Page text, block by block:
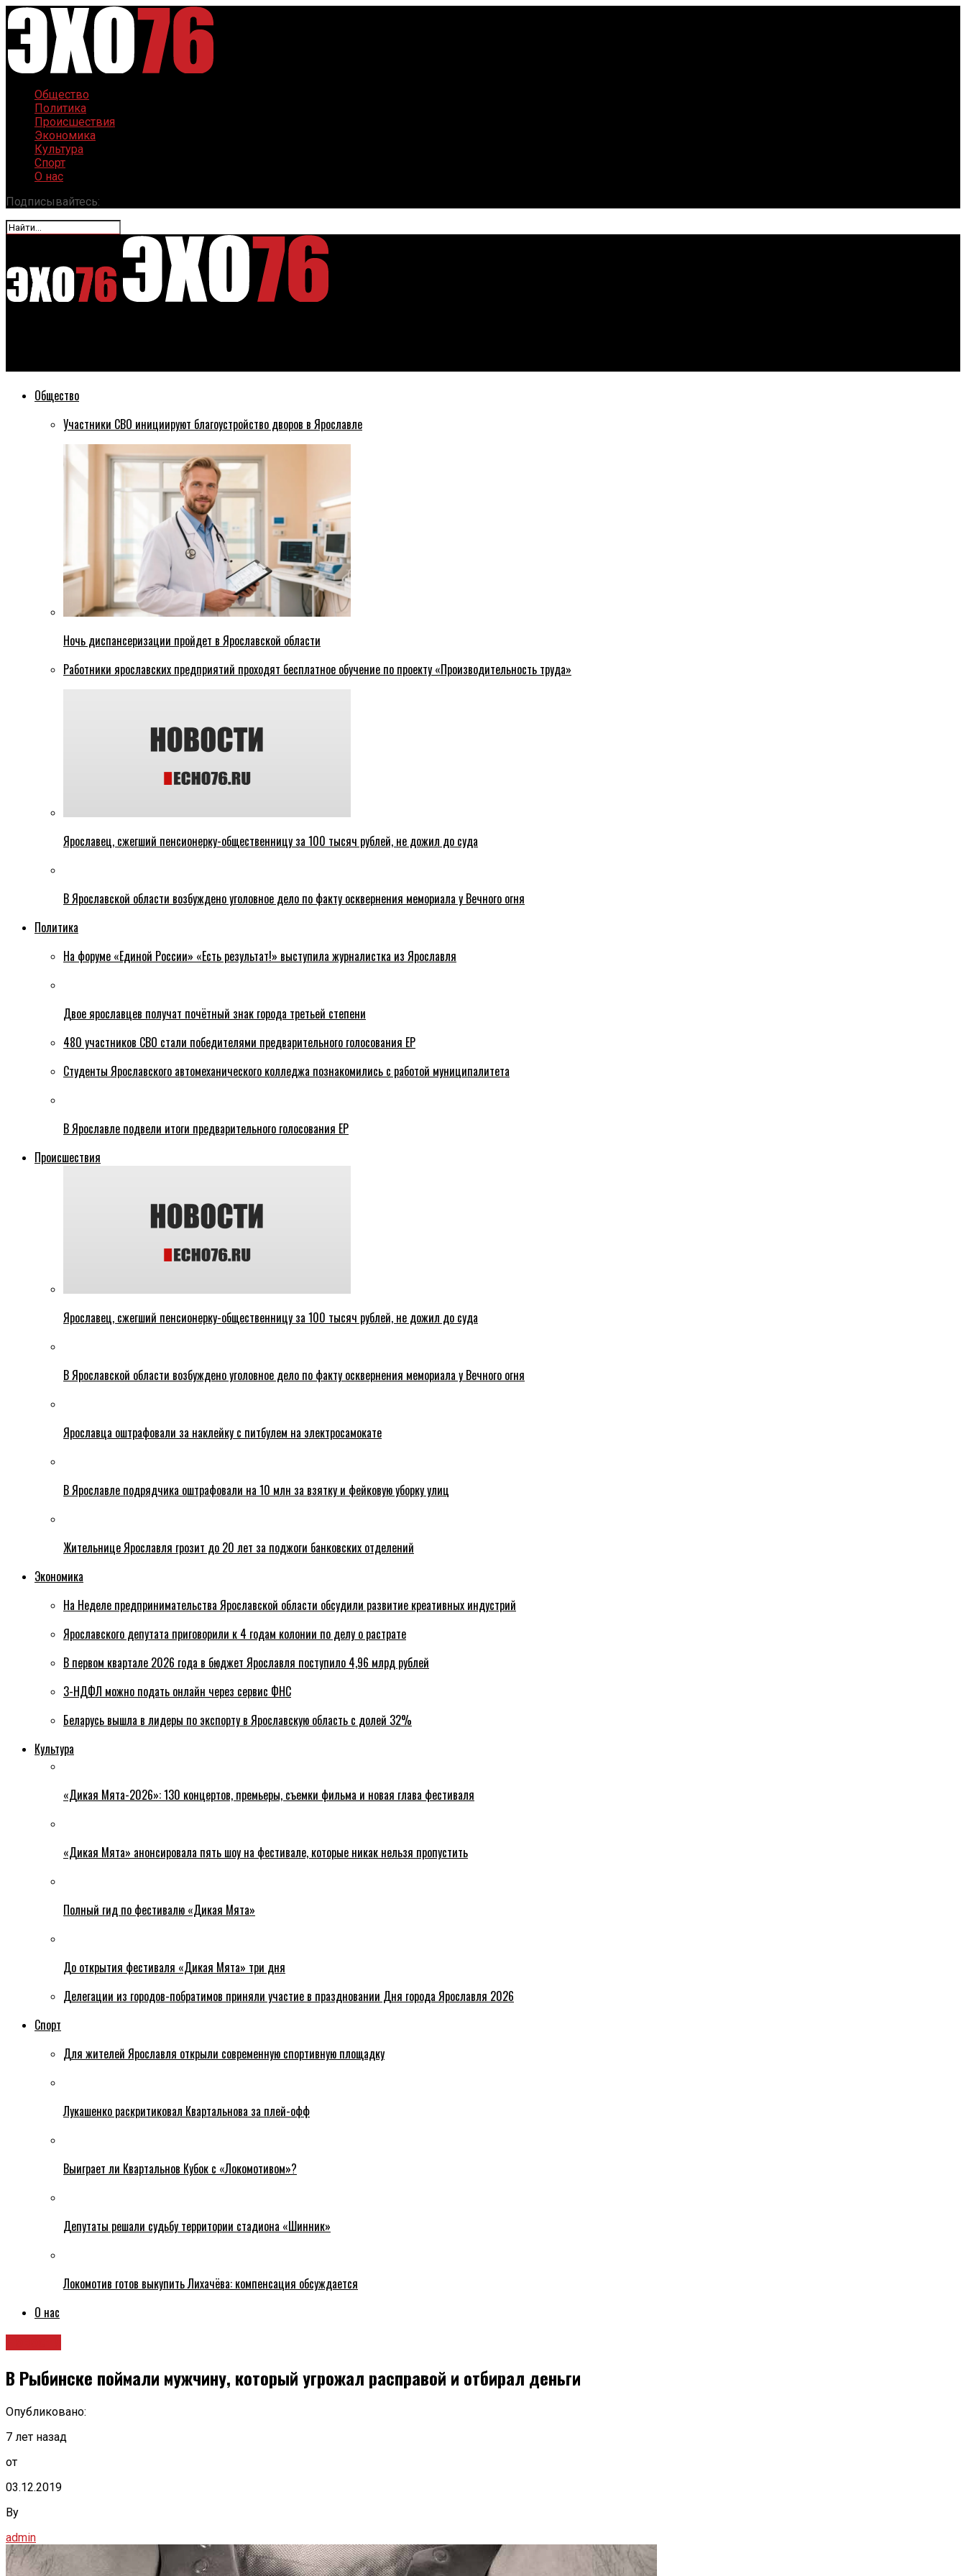
Общество
Политика
Происшествия
Экономика
Культура
Спорт
О нас
Подписывайтесь:
Общество
Участники СВО инициируют благоустройство дворов в Ярославле
Ночь диспансеризации пройдет в Ярославской области
Работники ярославских предприятий проходят бесплатное обучение по проекту «Производительность труда»
Ярославец, сжегший пенсионерку-общественницу за 100 тысяч рублей, не дожил до суда
В Ярославской области возбуждено уголовное дело по факту осквернения мемориала у Вечного огня
Политика
На форуме «Единой России» «Есть результат!» выступила журналистка из Ярославля
Двое ярославцев получат почётный знак города третьей степени
480 участников СВО стали победителями предварительного голосования ЕР
Студенты Ярославского автомеханического колледжа познакомились с работой муниципалитета
В Ярославле подвели итоги предварительного голосования ЕР
Происшествия
Ярославец, сжегший пенсионерку-общественницу за 100 тысяч рублей, не дожил до суда
В Ярославской области возбуждено уголовное дело по факту осквернения мемориала у Вечного огня
Ярославца оштрафовали за наклейку с питбулем на электросамокате
В Ярославле подрядчика оштрафовали на 10 млн за взятку и фейковую уборку улиц
Жительнице Ярославля грозит до 20 лет за поджоги банковских отделений
Экономика
На Неделе предпринимательства Ярославской области обсудили развитие креативных индустрий
Ярославского депутата приговорили к 4 годам колонии по делу о растрате
В первом квартале 2026 года в бюджет Ярославля поступило 4,96 млрд рублей
3-НДФЛ можно подать онлайн через сервис ФНС
Беларусь вышла в лидеры по экспорту в Ярославскую область с долей 32%
Культура
«Дикая Мята-2026»: 130 концертов, премьеры, съемки фильма и новая глава фестиваля
«Дикая Мята» анонсировала пять шоу на фестивале, которые никак нельзя пропустить
Полный гид по фестивалю «Дикая Мята»
До открытия фестиваля «Дикая Мята» три дня
Делегации из городов-побратимов приняли участие в праздновании Дня города Ярославля 2026
Спорт
Для жителей Ярославля открыли современную спортивную площадку
Лукашенко раскритиковал Квартальнова за плей-офф
Выиграет ли Квартальнов Кубок с «Локомотивом»?
Депутаты решали судьбу территории стадиона «Шинник»
Локомотив готов выкупить Лихачёва: компенсация обсуждается
О нас
В Рыбинске поймали мужчину, который угрожал расправой и отбирал деньги
Опубликовано:
7 лет назад
от
03.12.2019
By
admin